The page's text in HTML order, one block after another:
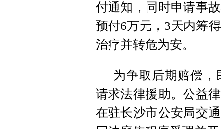
付通知，同时申请事
预付6万元，3天内筹
治疗并转危为安。
为争取后期赔偿
请求法律援助。公益
在驻长沙市公安局交